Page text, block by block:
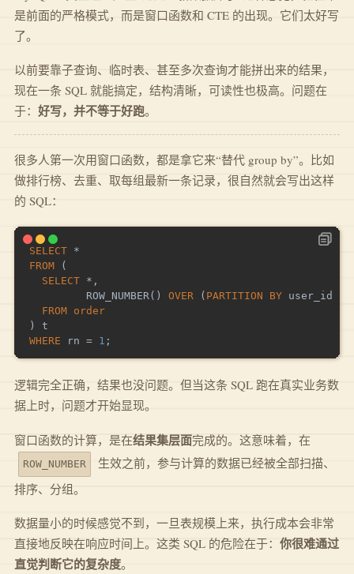
是前面的严格模式，而是窗口函数和 CTE 的出现。它们太好写
了。
以前要靠子查询、临时表、甚至多次查询才能拼出来的结果，
现在一条 SQL 就能搞定，结构清晰，可读性也极高。问题在
于： 好写，并不等于好跑。
很多人第一次用窗口函数，都是拿它来“替代 group by”。比如
做排行榜、去重、取每组最新一条记录，很自然就会写出这样
的 SQL：
SELECT *
FROM
(
SELECT * ,
         ROW_NUMBER
( ) OVER ( PARTITION BY user_id
FROM order
)
WHERE rn = 1 ;
逻辑完全正确，结果也没问题。但当这条 SQL 跑在真实业务数
据上时，问题才开始显现。
窗口函数的计算，是在结果集层面完成的。这意味着，在
ROW_NUMBER
生效之前，参与计算的数据已经被全部扫描、
排序、分组。
数据量小的时候感觉不到，一旦表规模上来，执行成本会非常
直接地反映在响应时间上。这类 SQL 的危险在于： 你很难通过
直觉判断它的复杂度。